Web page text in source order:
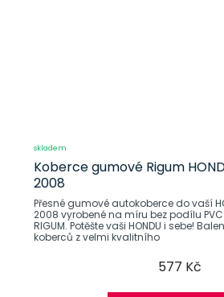
skladem
Koberce gumové Rigum
2008
Přesné gumové autokoberce do vaší
2008 vyrobené na míru bez podílu
RIGUM. Potěšte vaši HONDU i sebe!
koberců z velmi kvalitního
577 Kč